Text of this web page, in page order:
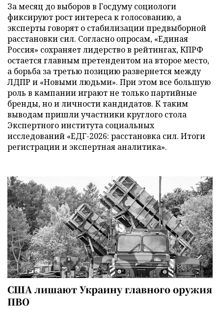
За месяц до выборов в Госдуму социологи
фиксируют рост интереса к голосованию, а
эксперты говорят о стабилизации предвыборной
расстановки сил. Согласно опросам, «Единая
Россия» сохраняет лидерство в рейтингах, КПРФ
остается главным претендентом на второе место,
а борьба за третью позицию развернется между
ЛДПР и «Новыми людьми». При этом все большую
роль в кампании играют не только партийные
бренды, но и личности кандидатов. К таким
выводам пришли участники круглого стола
Экспертного института социальных
исследований «ЕДГ-2026: расстановка сил. Итоги
регистрации и экспертная аналитика».
США лишают Украину главного оружия
ПВО